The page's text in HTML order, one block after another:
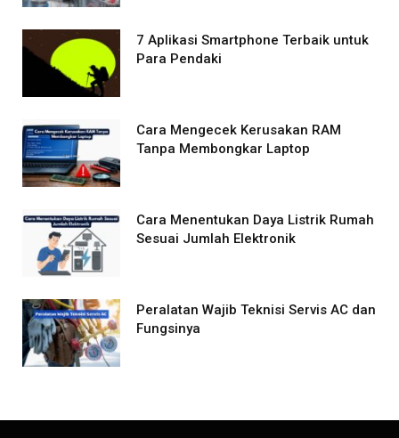
7 Aplikasi Smartphone Terbaik untuk
Para Pendaki
Cara Mengecek Kerusakan RAM
Tanpa Membongkar Laptop
Cara Menentukan Daya Listrik Rumah
Sesuai Jumlah Elektronik
Peralatan Wajib Teknisi Servis AC dan
Fungsinya